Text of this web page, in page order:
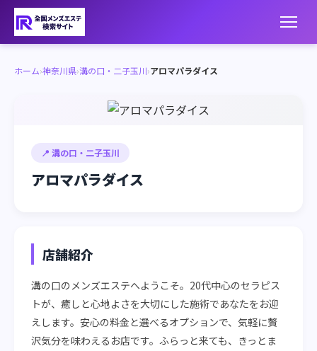
ホーム›神奈川県›溝の口・二子玉川›アロマパラダイス
📍 溝の口・二子玉川
アロマパラダイス
店舗紹介
溝の口のメンズエステへようこそ。20代中心のセラピス
トが、癒しと心地よさを大切にした施術であなたをお迎
えします。安心の料金と選べるオプションで、気軽に贅
沢気分を味わえるお店です。ふらっと来ても、きっとま